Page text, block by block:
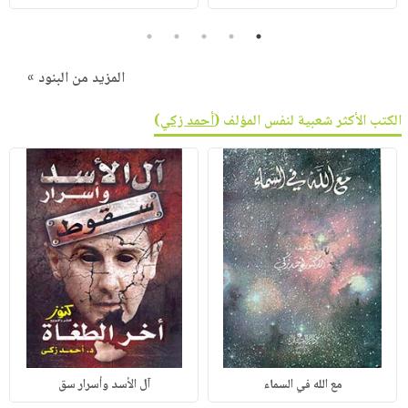
1
2
3
4
5
المزيد من البنود »
الكتب الأكثر شعبية لنفس المؤلف (أحمد زكي)
مع الله في السماء آل الأسد وأسرار سق